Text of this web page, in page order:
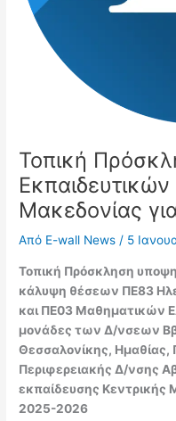
Τοπική
Μακεδονίας
Από E-wall News/ 5
Τοπική Πρόσκληση
κάλυψη θέσεων ΠΕ83
και ΠΕ03 Μαθηματικών
μονάδες των Δ/νσεων
Θεσσαλονίκης, Ημαθίας,
Περιφερειακής Δ/νσης
εκπαίδευσης Κεντρικής
2025-2026